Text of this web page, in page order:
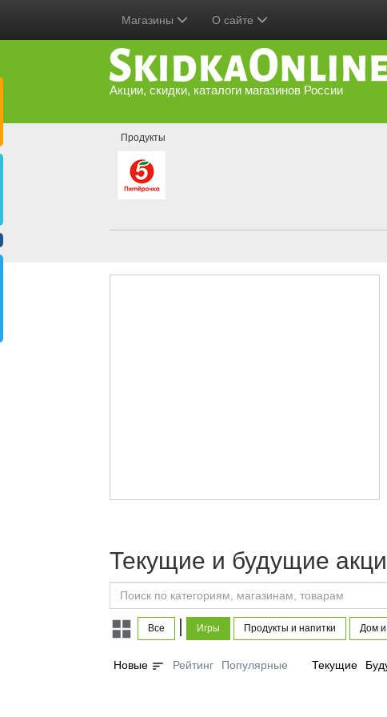
Магазины О сайте
Акции, скидки, каталоги магазинов России
Продукты
Текущие и будущие
Все | Игры Продукты и напитки Дом и
Новые sort Рейтинг Популярные Текущие